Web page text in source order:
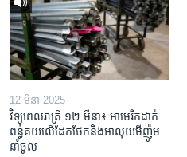
12 មីនា 2025
វិទ្យុពេលរាត្រី ១២ មីនា៖ អាមេរិក​ដាក់​
ពន្ធគយ​លើ​ដែកថែក​និង​អាលុយ​មីញ៉ូម​
នាំចូល